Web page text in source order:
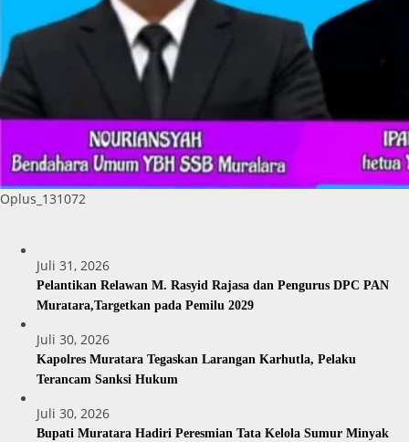
Oplus_131072
Juli 31, 2026
Pelantikan Relawan M. Rasyid Rajasa dan Pengurus DPC PAN
Muratara,Targetkan pada Pemilu 2029
Juli 30, 2026
Kapolres Muratara Tegaskan Larangan Karhutla, Pelaku
Terancam Sanksi Hukum
Juli 30, 2026
Bupati Muratara Hadiri Peresmian Tata Kelola Sumur Minyak